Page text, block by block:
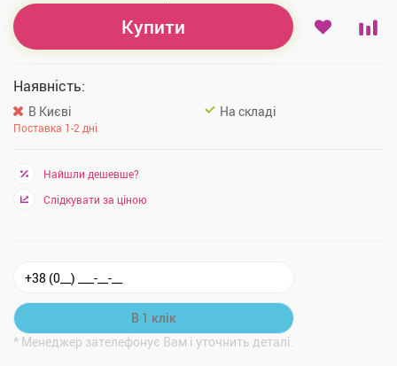
Купити
Наявність:
В Києві
Поставка 1-2 дні
На складі
Найшли дешевше?
Слідкувати за ціною
* Менеджер зателефонує Вам і уточнить деталі.